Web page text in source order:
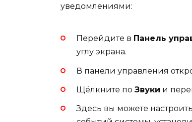
уведомлениями:
Перейдите в Панель
углу экрана.
В панели управления
Щёлкните по Звуки и
Здесь вы можете